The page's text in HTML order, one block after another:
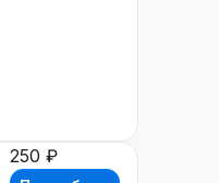
250 ₽